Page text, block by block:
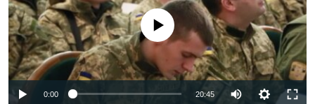
No media source currently available
0:00 20:45